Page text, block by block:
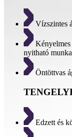
Vízszintes
Kényelmes
nyitható
Öntöttvas
Edzett és